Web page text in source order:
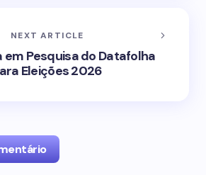
NEXT ARTICLE
em Pesquisa do Datafolha
Eleições 2026